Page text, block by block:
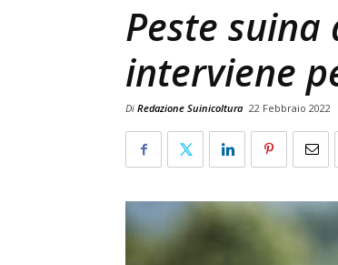
Peste suina
interviene
Di Redazione Suinicoltura 22 Febbraio 2022